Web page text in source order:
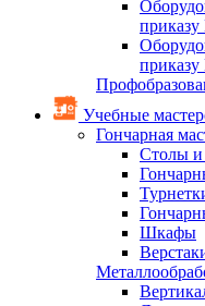
Учебные
Гончарная
Столы и
Шкафы